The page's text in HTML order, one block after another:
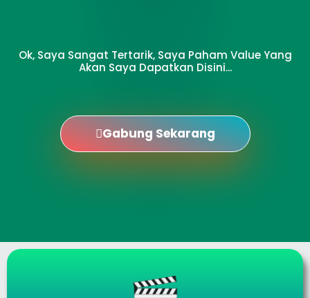
Ok, Saya Sangat Tertarik, Saya Paham Value Yang
Akan Saya Dapatkan Disini...
Gabung Sekarang